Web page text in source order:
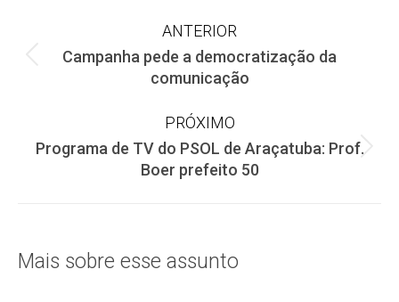
Navegação
ANTERIOR
Post
anterior:
Campanha pede a democratização da
comunicação
PRÓXIMO
Próximo
post:
Programa de TV do PSOL de Araçatuba: Prof.
Boer prefeito 50
Mais sobre esse assunto